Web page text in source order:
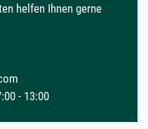
helfen Ihnen gerne
- 13:00